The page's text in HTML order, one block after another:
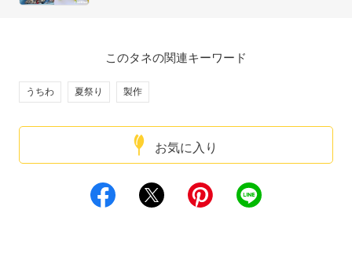
お気に入り
このタネの関連キーワード
うちわ 夏祭り 製作